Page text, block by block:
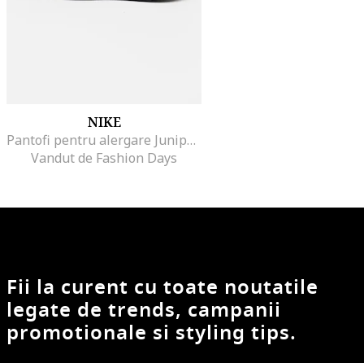
NIKE
Pantofi pentru alergare Juniper Trail 2, Negru
Vandut de Fashion Days
Fii la curent cu toate noutatile
legate de trends, campanii
promotionale si styling tips.